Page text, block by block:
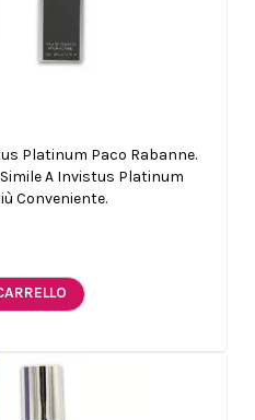
Platinum Paco Rabanne.
A Invistus Platinum
Conveniente.